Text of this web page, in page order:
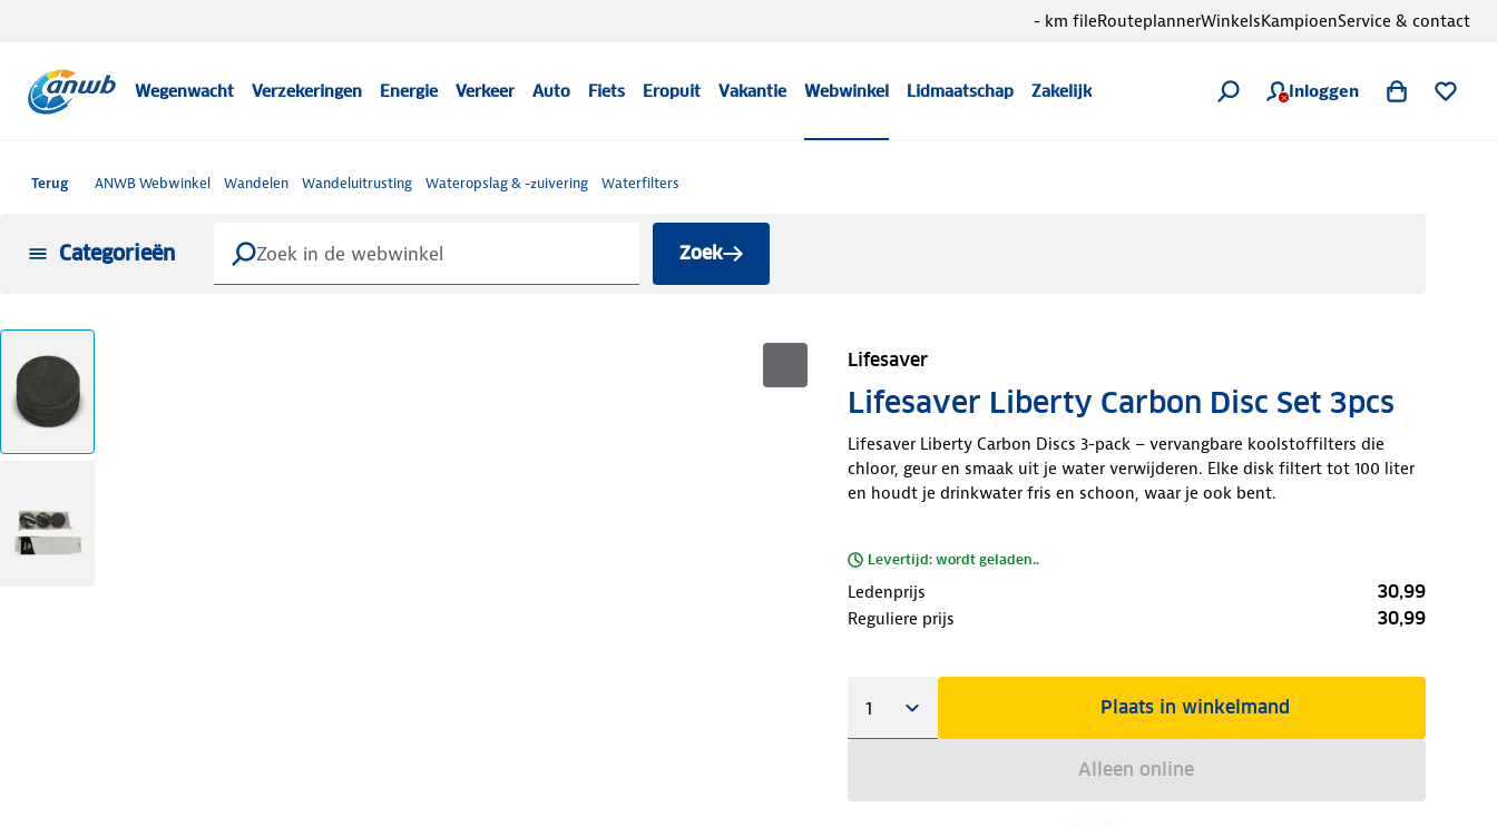
Wegenwacht Verzekeringen Energie Verkeer Auto Fiets Eropuit Vakantie Webwinkel Lidmaatschap Zakelijk Inloggen
- km fileRouteplannerWinkelsKampioenService & contact
Terug ANWB Webwinkel Wandelen Wandeluitrusting Wateropslag & -zuivering Waterfilters
Categorieën Zoek
Lifesaver
Lifesaver Liberty Carbon Disc Set 3pcs
Lifesaver Liberty Carbon Discs 3-pack – vervangbare koolstoffilters die
chloor, geur en smaak uit je water verwijderen. Elke disk filtert tot 100 liter
en houdt je drinkwater fris en schoon, waar je ook bent.
Levertijd: wordt geladen..
Ledenprijs 30,99
Reguliere prijs 30,99
Plaats in winkelmand
Alleen online